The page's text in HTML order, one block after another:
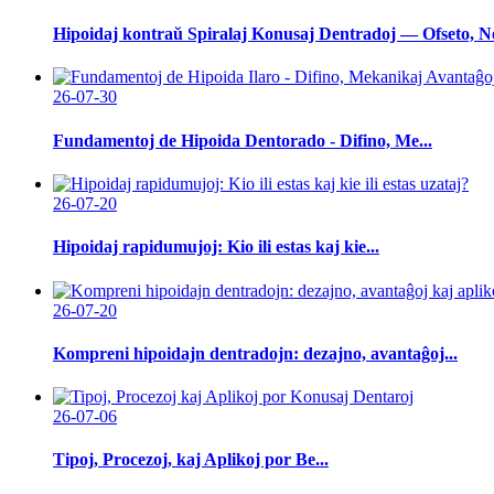
Hipoidaj kontraŭ Spiralaj Konusaj Dentradoj — Ofseto,
26-07-30
Fundamentoj de Hipoida Dentorado - Difino, Me...
26-07-20
Hipoidaj rapidumujoj: Kio ili estas kaj kie...
26-07-20
Kompreni hipoidajn dentradojn: dezajno, avantaĝoj...
26-07-06
Tipoj, Procezoj, kaj Aplikoj por Be...